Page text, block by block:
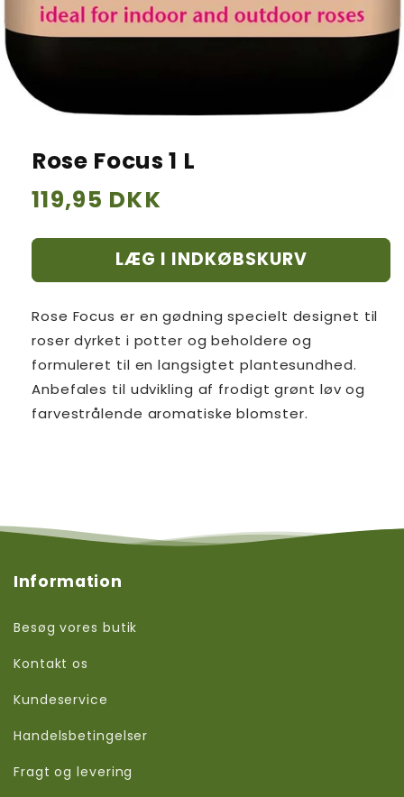
Rose Focus 1 L
Normalpris
119,95 DKK
LÆG I INDKØBSKURV
Rose Focus er en gødning specielt designet til
roser dyrket i potter og beholdere og
formuleret til en langsigtet plantesundhed.
Anbefales til udvikling af frodigt grønt løv og
farvestrålende aromatiske blomster.
Information
Besøg vores butik
Kontakt os
Kundeservice
Handelsbetingelser
Fragt og levering